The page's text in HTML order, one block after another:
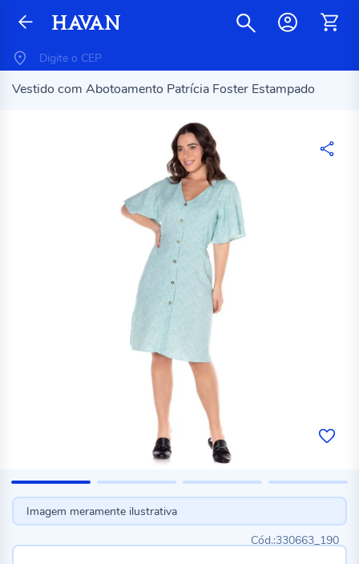
Vestido com Abotoamento Patrícia Foster Estampado
Imagem meramente ilustrativa
330663_190